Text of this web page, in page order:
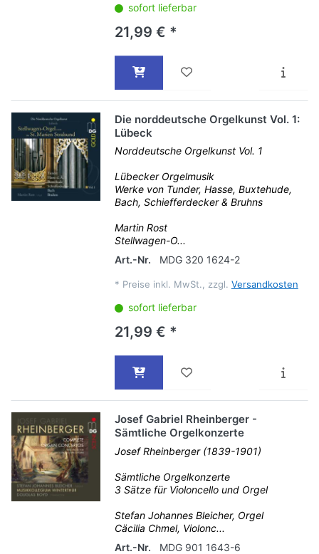
sofort lieferbar
21,99 € *
Die norddeutsche Orgelkunst Vol. 1:
Lübeck
Norddeutsche Orgelkunst Vol. 1
Lübecker Orgelmusik
Werke von Tunder, Hasse, Buxtehude,
Bach, Schiefferdecker & Bruhns
Martin Rost
Stellwagen-O...
Art.-Nr.
MDG 320 1624-2
* Preise inkl. MwSt., zzgl. Versandkosten
sofort lieferbar
21,99 € *
Josef Gabriel Rheinberger -
Sämtliche Orgelkonzerte
Josef Rheinberger (1839-1901)
Sämtliche Orgelkonzerte
3 Sätze für Violoncello und Orgel
Stefan Johannes Bleicher, Orgel
Cäcilia Chmel, Violonc...
Art.-Nr.
MDG 901 1643-6